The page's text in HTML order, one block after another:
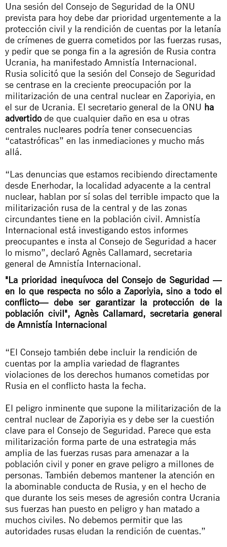
Una sesión del Consejo de Seguridad de la ONU
prevista para hoy debe dar prioridad urgentemente a la
protección civil y la rendición de cuentas por la letanía
de crímenes de guerra cometidos por las fuerzas rusas,
y pedir que se ponga fin a la agresión de Rusia contra
Ucrania, ha manifestado Amnistía Internacional.
Rusia solicitó que la sesión del Consejo de Seguridad
se centrase en la creciente preocupación por la
militarización de una central nuclear en Zaporiyia, en
el sur de Ucrania. El secretario general de la ONU ha
advertido de que cualquier daño en esa u otras
centrales nucleares podría tener consecuencias
“catastróficas” en las inmediaciones y mucho más
allá.
“Las denuncias que estamos recibiendo directamente
desde Enerhodar, la localidad adyacente a la central
nuclear, hablan por sí solas del terrible impacto que la
militarización rusa de la central y de las zonas
circundantes tiene en la población civil. Amnistía
Internacional está investigando estos informes
preocupantes e insta al Consejo de Seguridad a hacer
lo mismo”, declaró Agnès Callamard, secretaria
general de Amnistía Internacional.
"La prioridad inequívoca del Consejo de Seguridad —
en lo que respecta no sólo a Zaporiyia, sino a todo el
conflicto— debe ser garantizar la protección de la
población civil", Agnès Callamard, secretaria general
de Amnistía Internacional
“El Consejo también debe incluir la rendición de
cuentas por la amplia variedad de flagrantes
violaciones de los derechos humanos cometidas por
Rusia en el conflicto hasta la fecha.
El peligro inminente que supone la militarización de la
central nuclear de Zaporiyia es y debe ser la cuestión
clave para el Consejo de Seguridad. Parece que esta
militarización forma parte de una estrategia más
amplia de las fuerzas rusas para amenazar a la
población civil y poner en grave peligro a millones de
personas. También debemos mantener la atención en
la abominable conducta de Rusia, y en el hecho de
que durante los seis meses de agresión contra Ucrania
sus fuerzas han puesto en peligro y han matado a
muchos civiles. No debemos permitir que las
autoridades rusas eludan la rendición de cuentas.”